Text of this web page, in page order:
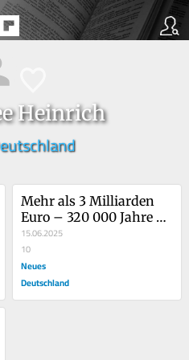
Heinrich
Mehr als 3 Milliarden
Euro – 320 000 Jahre
Bürgergeld
15.06.2025
10
Neues
Deutschland